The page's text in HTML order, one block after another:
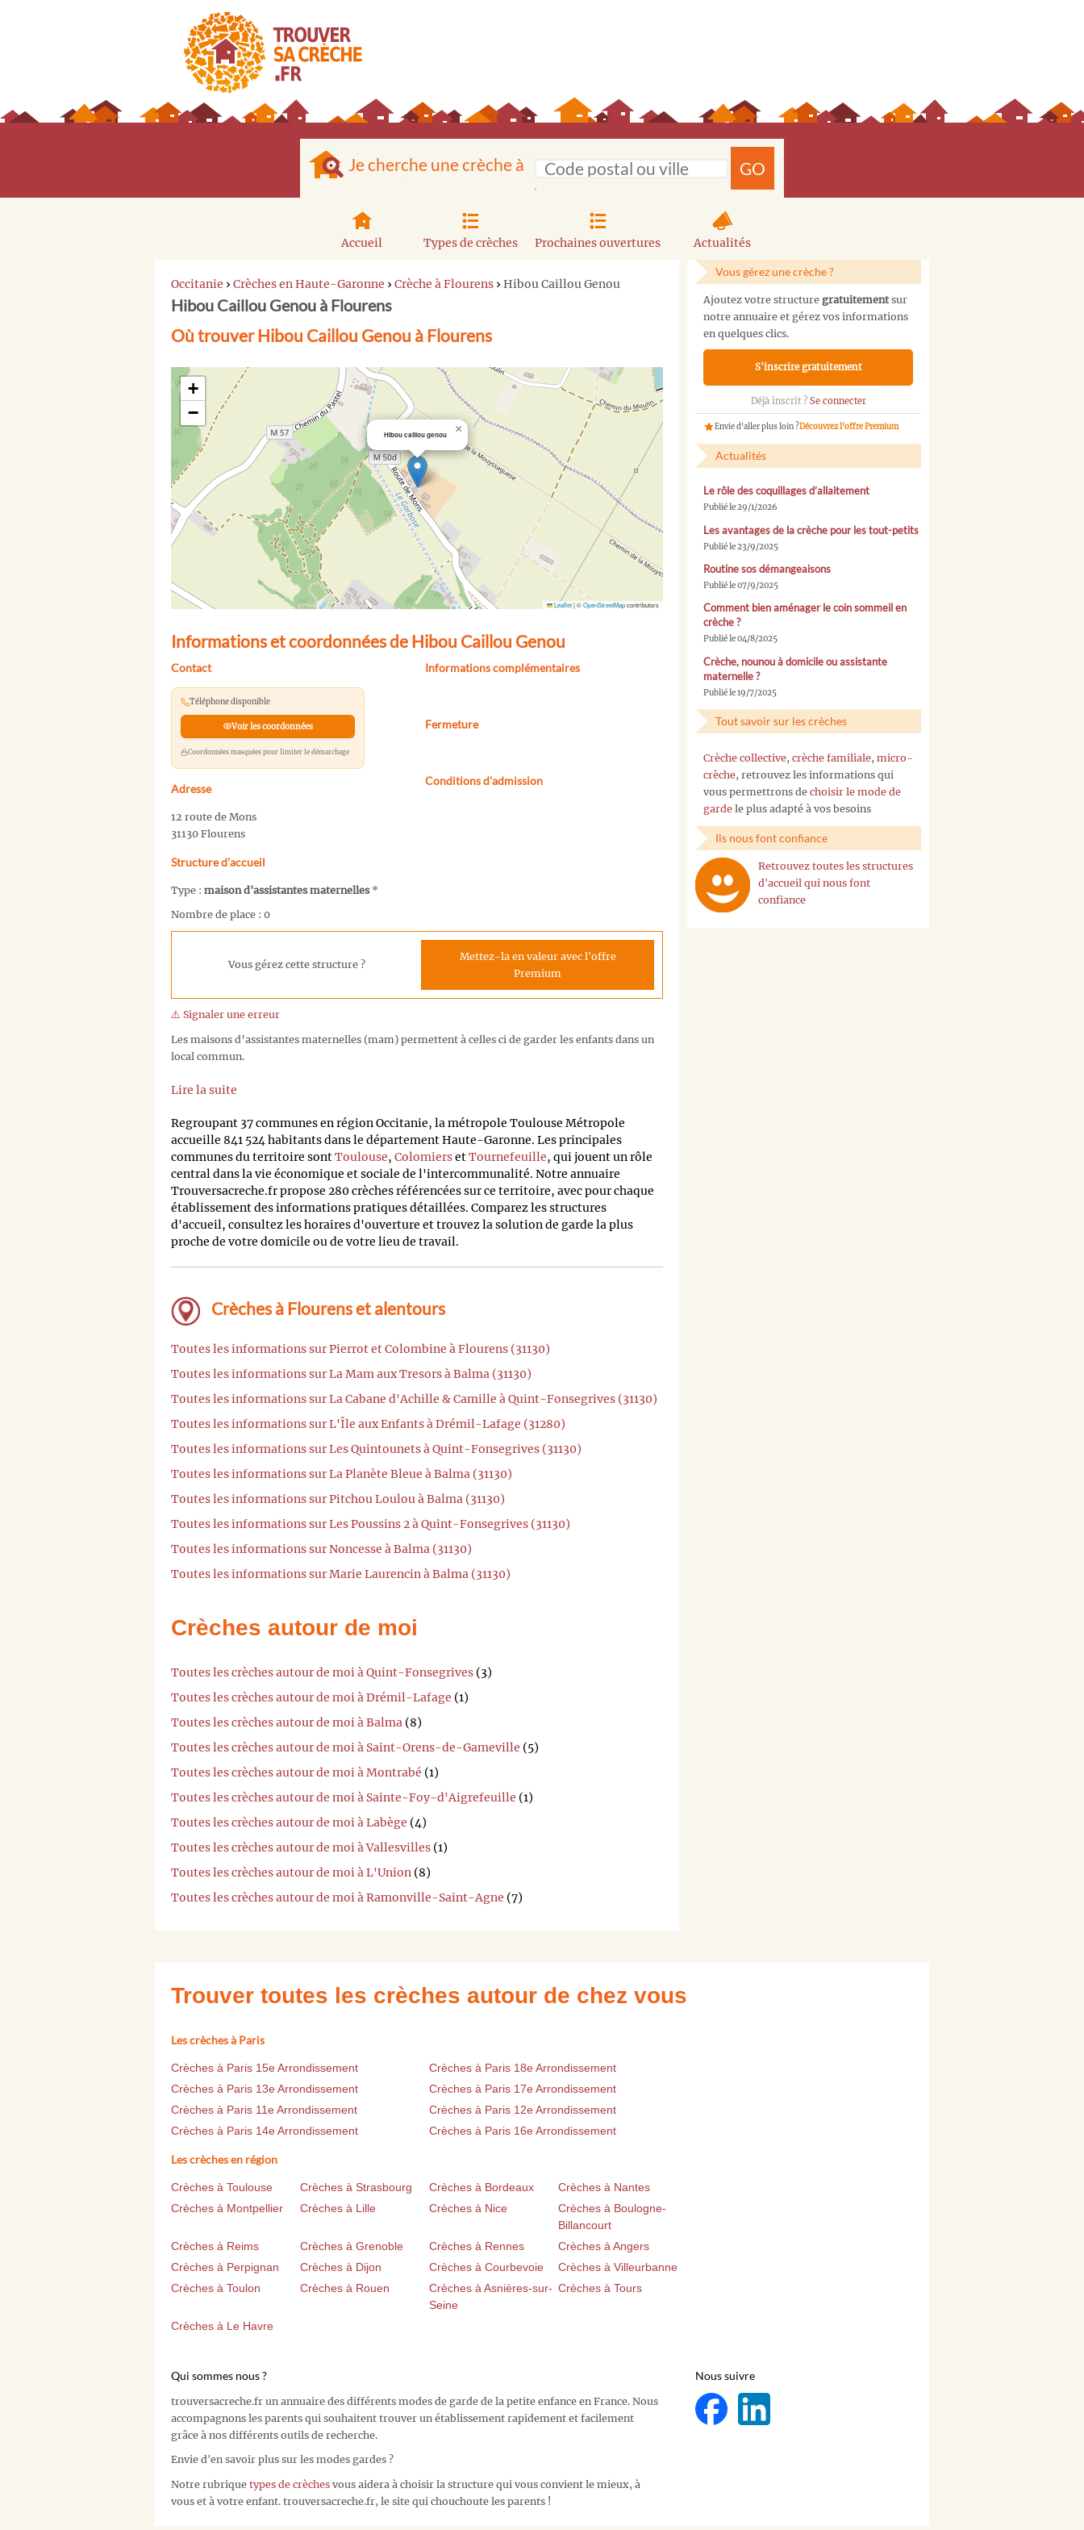
Je cherche une crèche à GO
Accueil Types de crèches Prochaines ouvertures Actualités
Occitanie › Crèches en Haute-Garonne › Crèche à Flourens › Hibou Caillou Genou
Hibou Caillou Genou à Flourens
Où trouver Hibou Caillou Genou à Flourens
Hibou caillou genou ×
+
−
Leaflet|©OpenStreetMapcontributors
Informations et coordonnées de Hibou Caillou Genou
Contact
Téléphone disponible
Voir les coordonnées
Coordonnées masquées pour limiter le démarchage
Adresse
12 route de Mons
31130 Flourens
Structure d’accueil
Type : maison d'assistantes maternelles*
Nombre de place : 0
Informations complémentaires
Fermeture
Conditions d'admission
Vous gérez cette structure ?
Mettez-la en valeur avec l'offre
Premium
⚠️ Signaler une erreur
Les maisons d’assistantes maternelles (mam) permettent à celles ci de garder les enfants dans un
local commun.
Lire la suite
Regroupant 37 communes en région Occitanie, la métropole Toulouse Métropole
accueille 841 524 habitants dans le département Haute-Garonne. Les principales
communes du territoire sontToulouse, ColomiersetTournefeuille, qui jouent un rôle
central dans la vie économique et sociale de l'intercommunalité. Notre annuaire
Trouversacreche.fr propose 280 crèches référencées sur ce territoire, avec pour chaque
établissement des informations pratiques détaillées. Comparez les structures
d'accueil, consultez les horaires d'ouverture et trouvez la solution de garde la plus
proche de votre domicile ou de votre lieu de travail.
Crèches à Flourens et alentours
Toutes les informations sur Pierrot et Colombine à Flourens (31130)
Toutes les informations sur La Mam aux Tresors à Balma (31130)
Toutes les informations sur La Cabane d'Achille & Camille à Quint-Fonsegrives (31130)
Toutes les informations sur L'Île aux Enfants à Drémil-Lafage (31280)
Toutes les informations sur Les Quintounets à Quint-Fonsegrives (31130)
Toutes les informations sur La Planète Bleue à Balma (31130)
Toutes les informations sur Pitchou Loulou à Balma (31130)
Toutes les informations sur Les Poussins 2 à Quint-Fonsegrives (31130)
Toutes les informations sur Noncesse à Balma (31130)
Toutes les informations sur Marie Laurencin à Balma (31130)
Crèches autour de moi
Toutes les crèches autour de moi à Quint-Fonsegrives (3)
Toutes les crèches autour de moi à Drémil-Lafage (1)
Toutes les crèches autour de moi à Balma (8)
Toutes les crèches autour de moi à Saint-Orens-de-Gameville (5)
Toutes les crèches autour de moi à Montrabé (1)
Toutes les crèches autour de moi à Sainte-Foy-d'Aigrefeuille (1)
Toutes les crèches autour de moi à Labège (4)
Toutes les crèches autour de moi à Vallesvilles (1)
Toutes les crèches autour de moi à L'Union (8)
Toutes les crèches autour de moi à Ramonville-Saint-Agne (7)
Vous gérez une crèche ?
Ajoutez votre structure gratuitementsur
notre annuaire et gérez vos informations
en quelques clics.
S'inscrire gratuitement
Déjà inscrit ? Se connecter
Envie d'aller plus loin ?Découvrez l'offre Premium
Actualités
Le rôle des coquillages d’allaitement
Publié le 29/1/2026
Les avantages de la crèche pour les tout-petits
Publié le 23/9/2025
Routine sos démangeaisons
Publié le 07/9/2025
Comment bien aménager le coin sommeil en
crèche ?
Publié le 04/8/2025
Crèche, nounou à domicile ou assistante
maternelle ?
Publié le 19/7/2025
Tout savoir sur les crèches
Crèche collective, crèche familiale, micro-
crèche, retrouvez les informations qui
vous permettrons de choisir le mode de
garde le plus adapté à vos besoins
Ils nous font confiance
Retrouvez toutes les structures
d'accueil qui nous font
confiance
Trouver toutes les crèches autour de chez vous
Les crèches à Paris
Crèches à Paris 15e Arrondissement
Crèches à Paris 18e Arrondissement
Crèches à Paris 13e Arrondissement
Crèches à Paris 17e Arrondissement
Crèches à Paris 11e Arrondissement
Crèches à Paris 12e Arrondissement
Crèches à Paris 14e Arrondissement
Crèches à Paris 16e Arrondissement
Les crèches en région
Crèches à Toulouse Crèches à Strasbourg Crèches à Bordeaux
Crèches à Nantes
Crèches à Montpellier
Crèches à Lille Crèches à Nice
Crèches à Boulogne-
Billancourt
Crèches à Reims
Crèches à Grenoble Crèches à Rennes
Crèches à Angers
Crèches à Perpignan
Crèches à Dijon Crèches à Courbevoie
Crèches à Villeurbanne
Crèches à Toulon
Crèches à Rouen
Crèches à Asnières-sur-
Seine
Crèches à Tours
Crèches à Le Havre
Qui sommes nous ?
trouversacreche.fr un annuaire des différents modes de garde de la petite enfance en France. Nous
accompagnons les parents qui souhaitent trouver un établissement rapidement et facilement
grâce à nos différents outils de recherche.
Envie d'en savoir plus sur les modes gardes ?
Notre rubrique types de crèches vous aidera à choisir la structure qui vous convient le mieux, à
vous et à votre enfant. trouversacreche.fr, le site qui chouchoute les parents !
Nous suivre